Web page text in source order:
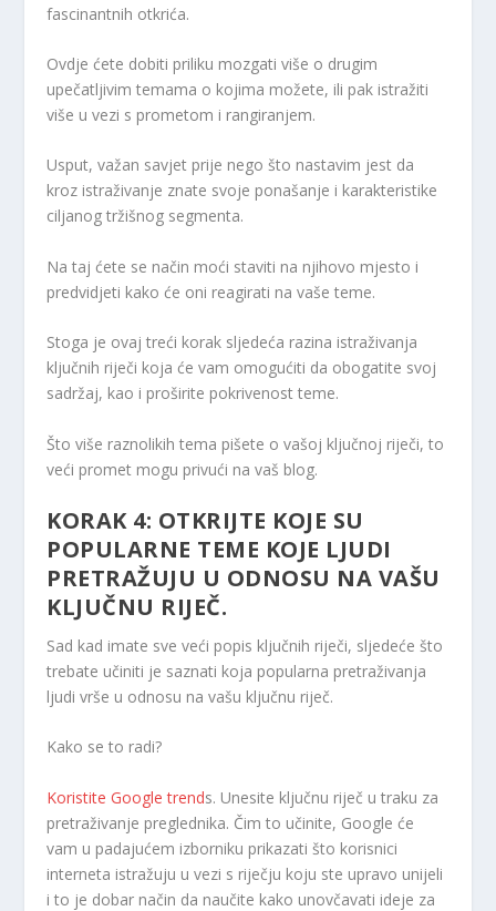
fascinantnih otkrića.
Ovdje ćete dobiti priliku mozgati više o drugim
upečatljivim temama o kojima možete, ili pak istražiti
više u vezi s prometom i rangiranjem.
Usput, važan savjet prije nego što nastavim jest da
kroz istraživanje znate svoje ponašanje i karakteristike
ciljanog tržišnog segmenta.
Na taj ćete se način moći staviti na njihovo mjesto i
predvidjeti kako će oni reagirati na vaše teme.
Stoga je ovaj treći korak sljedeća razina istraživanja
ključnih riječi koja će vam omogućiti da obogatite svoj
sadržaj, kao i proširite pokrivenost teme.
Što više raznolikih tema pišete o vašoj ključnoj riječi, to
veći promet mogu privući na vaš blog.
KORAK 4: OTKRIJTE KOJE SU
POPULARNE TEME KOJE LJUDI
PRETRAŽUJU U ODNOSU NA VAŠU
KLJUČNU RIJEČ.
Sad kad imate sve veći popis ključnih riječi, sljedeće što
trebate učiniti je saznati koja popularna pretraživanja
ljudi vrše u odnosu na vašu ključnu riječ.
Kako se to radi?
Koristite Google trends. Unesite ključnu riječ u traku za
pretraživanje preglednika. Čim to učinite, Google će
vam u padajućem izborniku prikazati što korisnici
interneta istražuju u vezi s riječju koju ste upravo unijeli
i to je dobar način da naučite kako unovčavati ideje za